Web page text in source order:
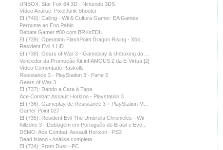
UNBOX: Star Fox 64 3D - Nintendo 3DS
Vídeo Análise: PixelJunk Shooter
EI (740): Calling - Wii & Cultura Gamer: EA Games
Pergunte ao Eng Pablo
Debate Gamer #00 com BRKsEDU
EI (739): Operation FlashPoint Dragon Rising - Xbo...
Resident Evil 4 HD
EI (738): Gears of War 3 - Gameplay & Unboxing da ...
Vencedor da Promoção Kit inFAMOUS 2 da E-Virtua [2]
Vídeo Comentado Raskulls
Resistance 3 - PlayStation 3 - Parte 2
Gears of War 3
EI (737): Dando a Cara à Tapa
Ace Combat: Assault Horizon - Playstation 3
EI (736): Gameplay de Resistance 3 + PlayStation M...
Gamer Point 027
EI (735): Resident Evil The Umbrella Chronicles - Wii
Killzone 3 - Dublagem em Português do Brasil e Evo...
DEMO: Ace Combat: Assault Horizon - PS3
Dead Island - Análise completa
EI (734): From Dust - PC